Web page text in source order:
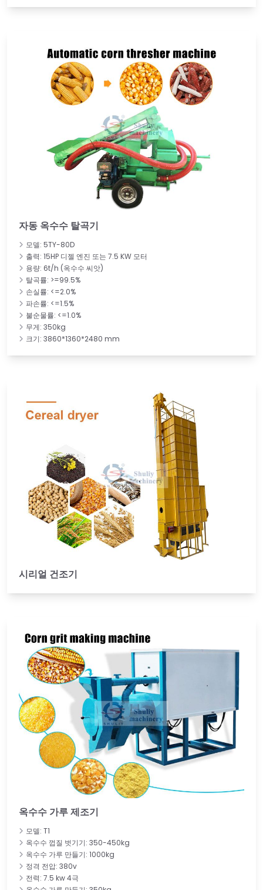
자동 옥수수 탈곡기
모델: 5TY-80D
출력: 15HP 디젤 엔진 또는 7.5 KW 모터
용량: 6t/h (옥수수 씨앗)
탈곡률: >=99.5%
손실률: <=2.0%
파손률: <=1.5%
불순물률: <=1.0%
무게: 350kg
크기: 3860*1360*2480 mm
시리얼 건조기
옥수수 가루 제조기
모델: T1
옥수수 껍질 벗기기: 350-450kg
옥수수 가루 만들기: 1000kg
정격 전압: 380v
전력: 7.5 kw 4극